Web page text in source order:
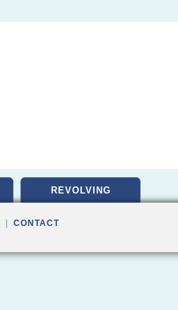
REVOLVING
CONTACT